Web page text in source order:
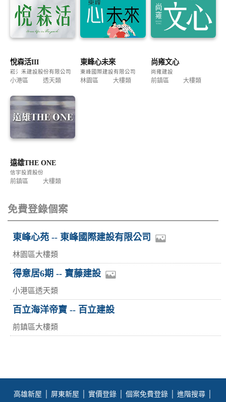
悅森活III
崧氵禾建設股份有限公司
小港區 透天類
東峰心未來
東峰國際建設有限公司
林園區 大樓類
尚雍文心
尚雍建設
前鎮區 大樓類
遠雄THE ONE
信宇投資股份
前鎮區 大樓類
免費登錄個案
東峰心苑 -- 東峰國際建設有限公司
林園區大樓類
得意居6期 -- 寶藤建設
小港區透天類
百立海洋帝寶 -- 百立建設
前鎮區大樓類
高雄新屋 屏東新屋 實價登錄 個案免費登錄 進階搜尋